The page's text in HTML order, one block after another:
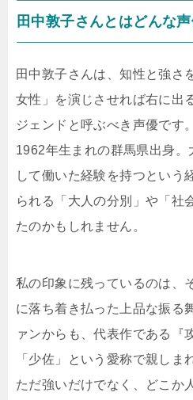
田中敦子さんとはどんな
田中敦子さんは、知性と強さ
女性」を演じさせれば右に出
ジェンドと呼ぶべき声優です。
1962年生まれの群馬県出身。
して働いた経験を持つという
られる「大人の分別」や「社
たのかもしれません。
私の印象に残っているのは、
に落ち着き払った上品な振る
ァンからも、代表作である『
「少佐」という愛称で親しま
ただ強いだけでなく、どこか